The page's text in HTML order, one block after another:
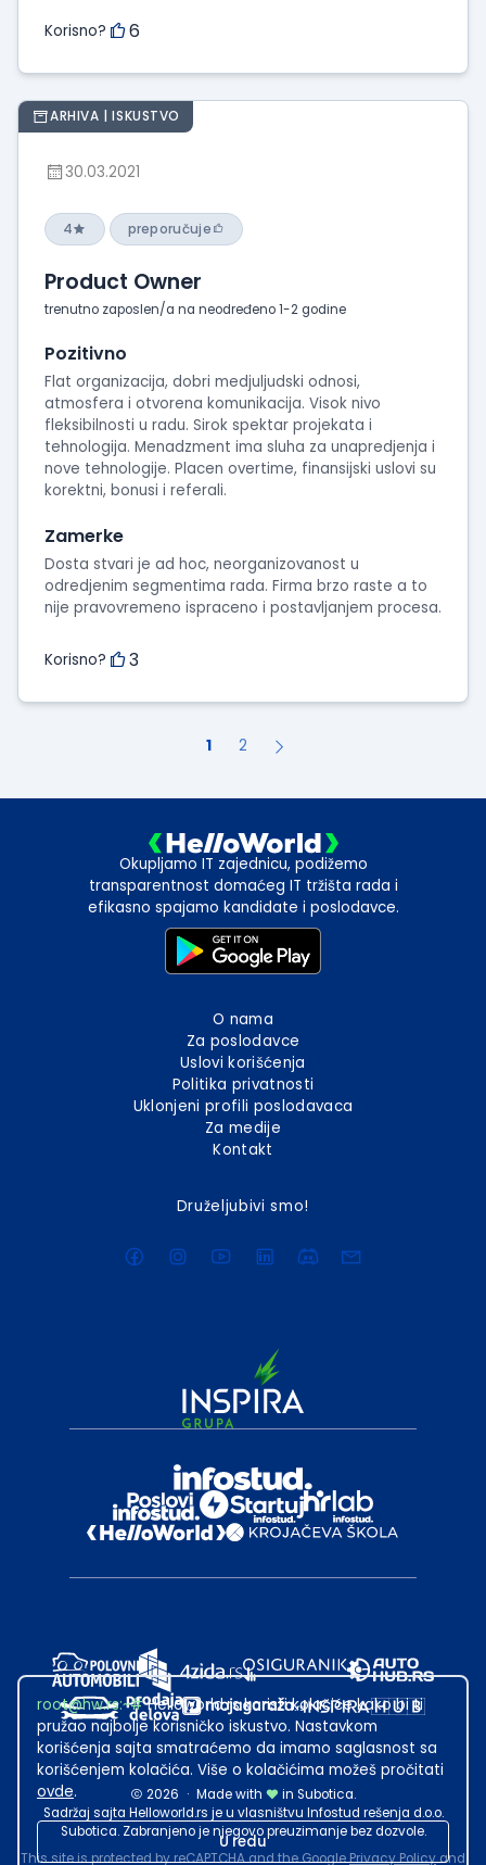
Korisno? 6
ARHIVA | ISKUSTVO
30.03.2021
4 preporučuje
Product Owner
trenutno zaposlen/a na neodređeno 1-2 godine
Pozitivno
Flat organizacija, dobri medjuljudski odnosi,
atmosfera i otvorena komunikacija. Visok nivo
fleksibilnosti u radu. Sirok spektar projekata i
tehnologija. Menadzment ima sluha za unapredjenja i
nove tehnologije. Placen overtime, finansijski uslovi su
korektni, bonusi i referali.
Zamerke
Dosta stvari je ad hoc, neorganizovanost u
odredjenim segmentima rada. Firma brzo raste a to
nije pravovremeno ispraceno i postavljanjem procesa.
Korisno? 3
1 2
Okupljamo IT zajednicu, podižemo
transparentnost domaćeg IT tržišta rada i
efikasno spajamo kandidate i poslodavce.
O nama
Za poslodavce
Uslovi korišćenja
Politika privatnosti
Uklonjeni profili poslodavaca
Za medije
Kontakt
Druželjubivi smo!
2026 · Made with
in Subotica.
Sadržaj sajta Helloworld.rs je u vlasništvu Infostud rešenja d.o.o.
Subotica. Zabranjeno je njegovo preuzimanje bez dozvole.
This site is protected by reCAPTCHA and the GooglePrivacy Policyand
root@hw.rs:~#Helloworld.rs koristi kolačiće kako bi ti
pružao najbolje korisničko iskustvo. Nastavkom
korišćenja sajta smatraćemo da imamo saglasnost sa
korišćenjem kolačića. Više o kolačićima možeš pročitati
ovde.
U redu